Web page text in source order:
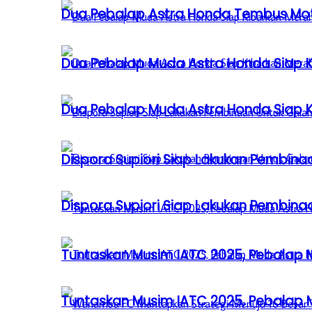
Dua Pebalap Muda Astra Honda Siap
Dispora Supiori Siap Lakukan
Tuntaskan Musim IATC 2025,
Dua Pebalap Astra Honda Tembus
Dua Pebalap Muda Astra Honda Siap
Dispora Supiori Siap Lakukan
Tuntaskan Musim IATC 2025,